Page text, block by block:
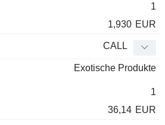
1
1,930 EUR
CALL
Exotische Produkte
1
36,14 EUR